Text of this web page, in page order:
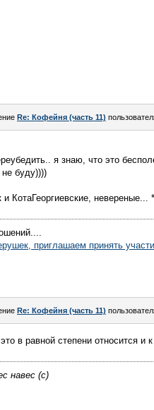
Re: Кофейня (часть 11)
я знаю, что это
буду))))
и КотаГеоргиевские,
приглашаем принять
Re: Кофейня (часть 11)
в равной степени относится
навес (с)